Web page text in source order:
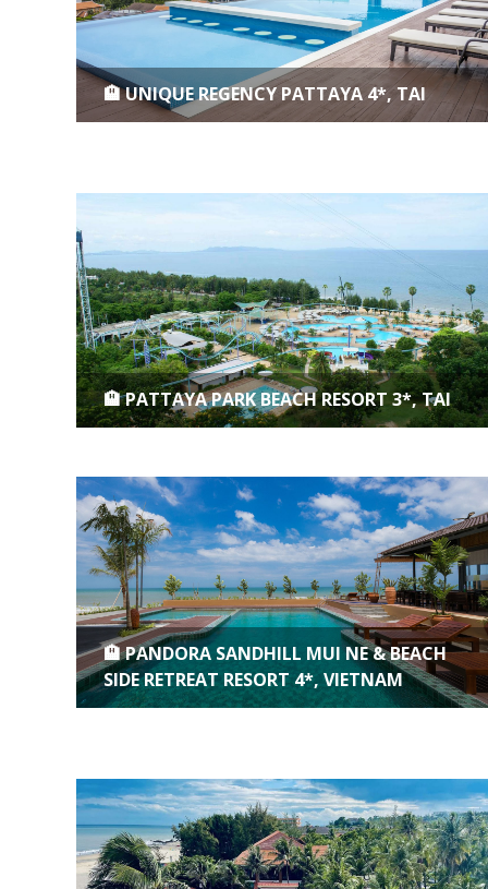
🏨 UNIQUE REGENCY PATTAYA 4*, TAI
🏨 PATTAYA PARK BEACH RESORT 3*, TAI
🏨 PANDORA SANDHILL MUI NE & BEACH
SIDE RETREAT RESORT 4*, VIETNAM